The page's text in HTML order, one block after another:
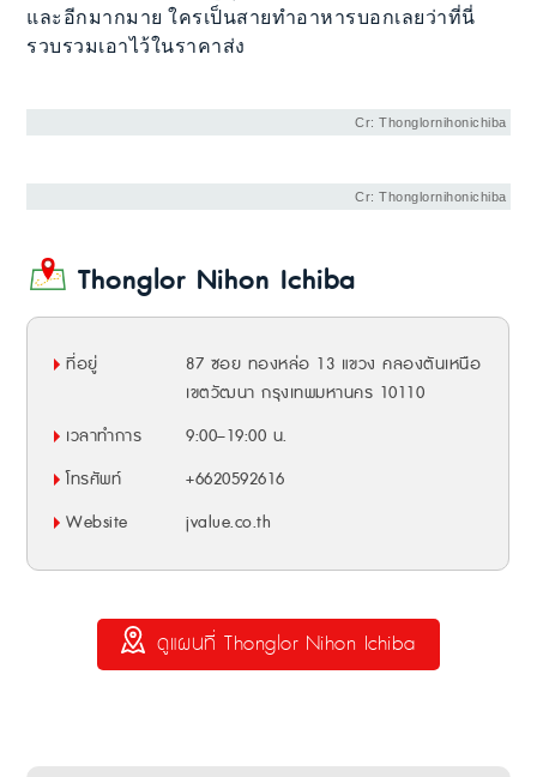
และอีกมากมาย ใครเป็นสายทำอาหารบอกเลยว่าที่นี่
รวบรวมเอาไว้ในราคาส่ง
Cr: Thonglornihonichiba
Cr: Thonglornihonichiba
Thonglor Nihon Ichiba
ที่อยู่
87 ซอย ทองหล่อ 13 แขวง คลองตันเหนือ
เขตวัฒนา กรุงเทพมหานคร 10110
เวลาทำการ
9:00–19:00 น.
โทรศัพท์
+6620592616
Website
jvalue.co.th
ดูแผนที่ Thonglor Nihon Ichiba